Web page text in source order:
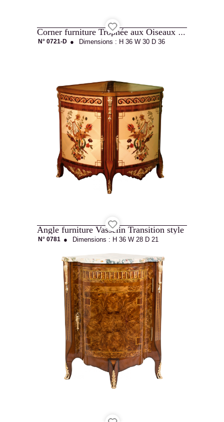
Corner furniture Trophée aux Oiseaux Louis XVI style
N° 0721-D ● Dimensions : H 36 W 30 D 36
Angle furniture Vasselin Transition style
N° 0781 ● Dimensions : H 36 W 28 D 21